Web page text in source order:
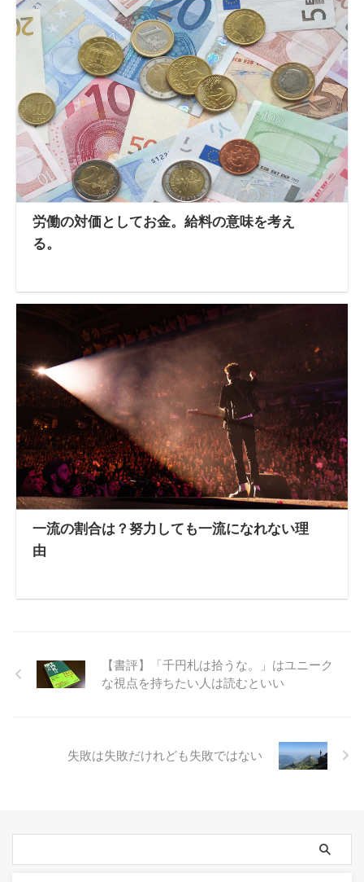
労働の対価としてお金。給料の意味を考え
る。
一流の割合は？努力しても一流になれない理
由
【書評】「千円札は拾うな。」はユニーク
な視点を持ちたい人は読むといい
失敗は失敗だけれども失敗ではない